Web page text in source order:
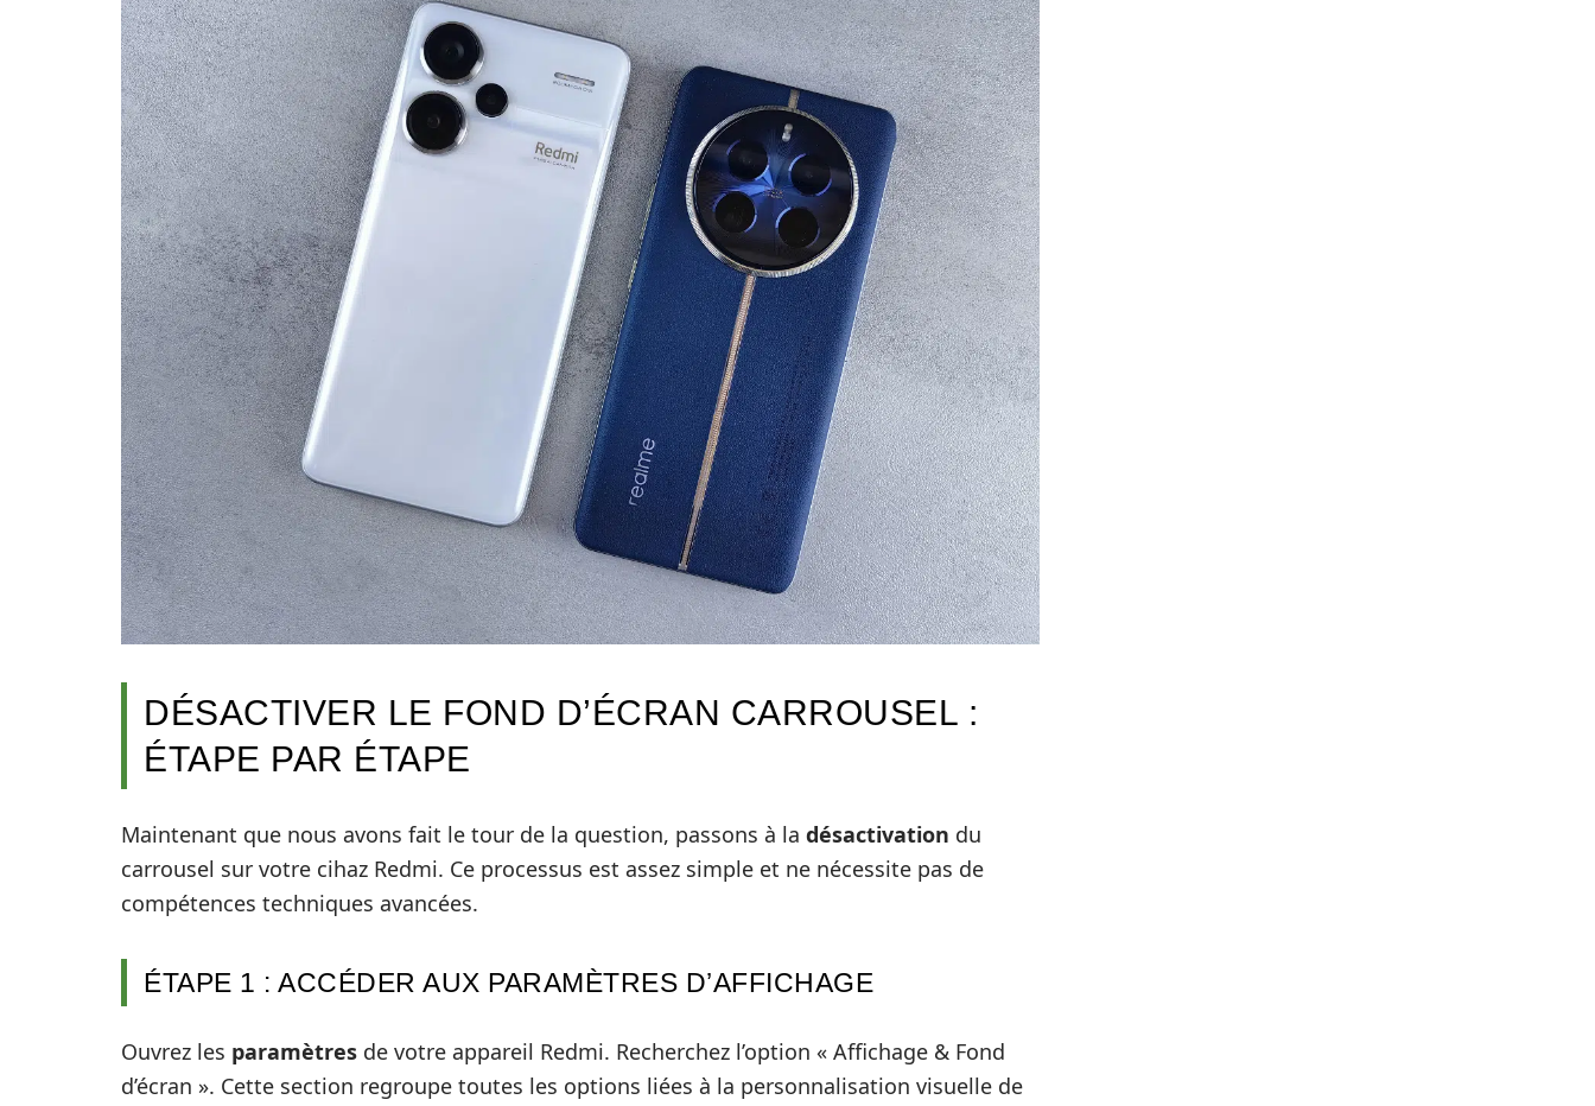
DÉSACTIVER LE FOND D’ÉCRAN CARROUSEL :
ÉTAPE PAR ÉTAPE
Maintenant que nous avons fait le tour de la question, passons à la désactivation du
carrousel sur votre cihaz Redmi. Ce processus est assez simple et ne nécessite pas de
compétences techniques avancées.
ÉTAPE 1 : ACCÉDER AUX PARAMÈTRES D’AFFICHAGE
Ouvrez les paramètres de votre appareil Redmi. Recherchez l’option « Affichage & Fond
d’écran ». Cette section regroupe toutes les options liées à la personnalisation visuelle de